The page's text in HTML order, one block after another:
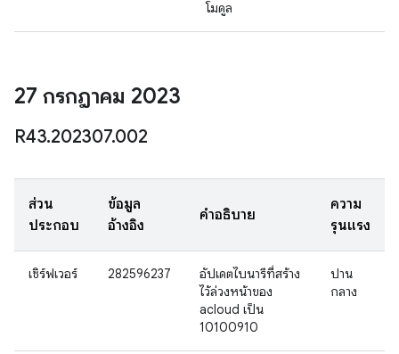
โมดูล
27 กรกฎาคม 2023
R43.202307.002
ส่วน
ประกอบ
ข้อมูล
อ้างอิง
คำอธิบาย
ความ
รุนแรง
เซิร์ฟเวอร์ 282596237
อัปเดตไบนารีที่สร้าง
ไว้ล่วงหน้าของ
acloud เป็น
10100910
ปาน
กลาง